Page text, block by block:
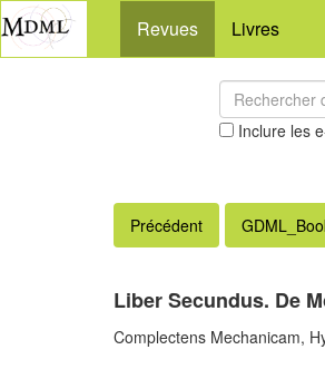
Revues Livres
Inclure les
Précédent
Liber Secundus. De
Complectens Mechanicam,